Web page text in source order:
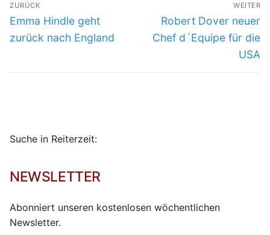
ZURÜCK
Vorheriger
Beitrag:
Emma Hindle geht
zurück nach England
WEITER
Nächster
Beitrag:
Robert Dover neuer
Chef d´Equipe für die
USA
Suche in Reiterzeit:
NEWSLETTER
Abonniert unseren kostenlosen wöchentlichen
Newsletter.